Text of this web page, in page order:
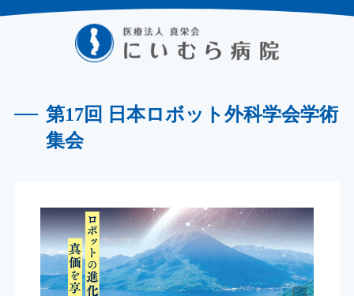
第17回 日本ロボット外科学会学術
集会